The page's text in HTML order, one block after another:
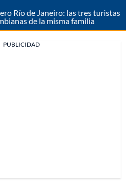
Río de Janeiro: las tres turistas
de la misma familia
PUBLICIDAD